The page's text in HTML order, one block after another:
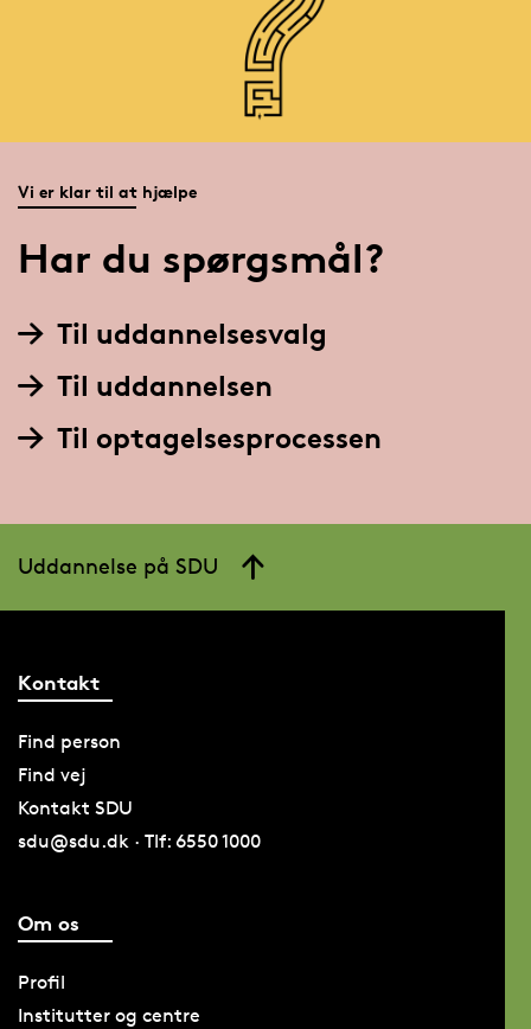
Vi er klar til at hjælpe
Har du spørgsmål?
Til uddannelsesvalg
Til uddannelsen
Til optagelsesprocessen
Uddannelse på SDU
Kontakt
Find person
Find vej
Kontakt SDU
sdu@sdu.dk · Tlf: 6550 1000
Om os
Profil
Institutter og centre